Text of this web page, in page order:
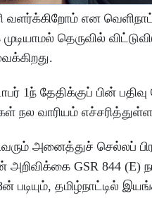
வளர்க்கிறோம் என
தெருவில்
1ந் தேதிக்குப் பின்
நல வாரியம்
அனைத்துச் செல்லப்
GSR 844 (E)
படியும், தமிழ்நாட்டில்